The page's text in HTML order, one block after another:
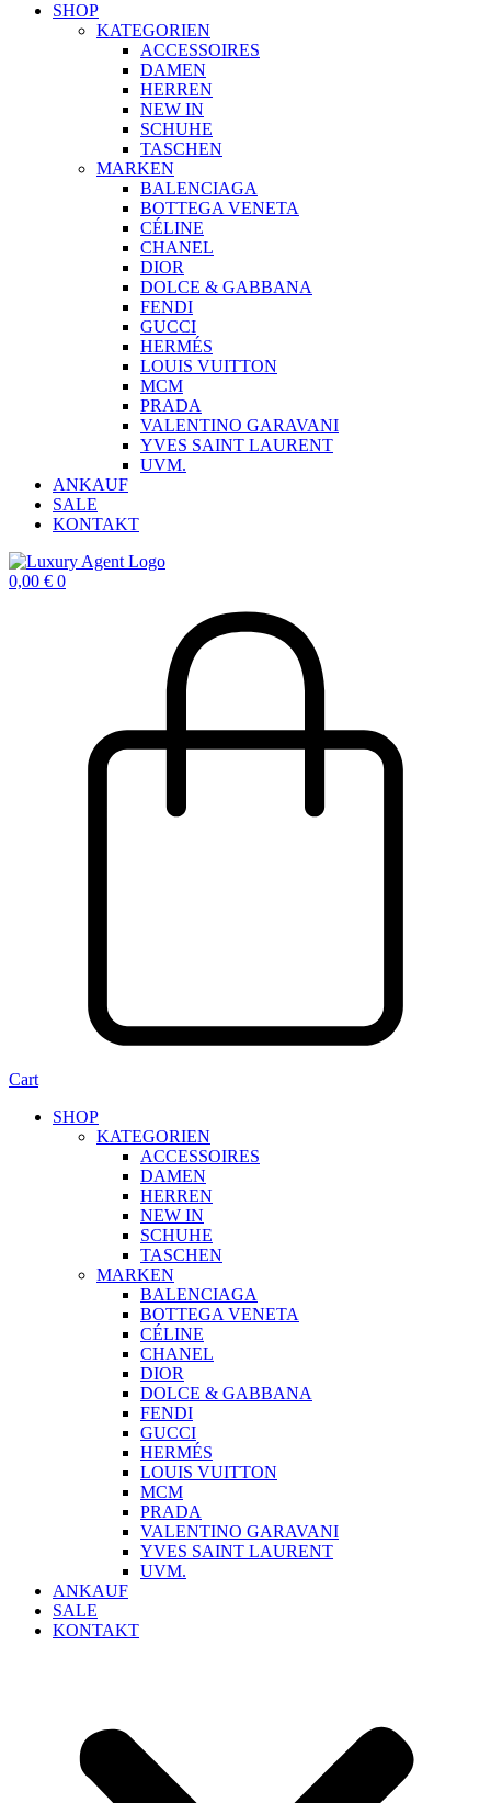
SHOP
KATEGORIEN
ACCESSOIRES
DAMEN
HERREN
NEW IN
SCHUHE
TASCHEN
MARKEN
BALENCIAGA
BOTTEGA VENETA
CÉLINE
CHANEL
DIOR
DOLCE & GABBANA
FENDI
GUCCI
HERMÉS
LOUIS VUITTON
MCM
PRADA
VALENTINO GARAVANI
YVES SAINT LAURENT
UVM.
ANKAUF
SALE
KONTAKT
0,00 € 0
Cart
SHOP
KATEGORIEN
ACCESSOIRES
DAMEN
HERREN
NEW IN
SCHUHE
TASCHEN
MARKEN
BALENCIAGA
BOTTEGA VENETA
CÉLINE
CHANEL
DIOR
DOLCE & GABBANA
FENDI
GUCCI
HERMÉS
LOUIS VUITTON
MCM
PRADA
VALENTINO GARAVANI
YVES SAINT LAURENT
UVM.
ANKAUF
SALE
KONTAKT